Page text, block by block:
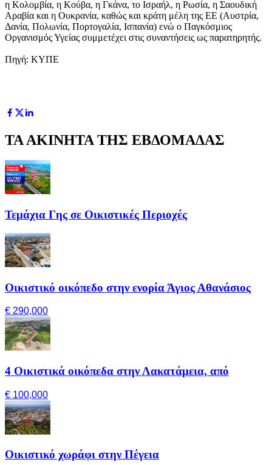
η Κολομβία, η Κούβα, η Γκάνα, το Ισραήλ, η Ρωσία, η Σαουδική
Αραβία και η Ουκρανία, καθώς και κράτη μέλη της ΕΕ (Αυστρία,
Δανία, Πολωνία, Πορτογαλία, Ισπανία) ενώ ο Παγκόσμιος
Οργανισμός Υγείας συμμετέχει στις συναντήσεις ως παρατηρητής.
Πηγή: ΚΥΠΕ
ΤΑ ΑΚΙΝΗΤΑ ΤΗΣ ΕΒΔΟΜΑΔΑΣ
Τεμάχια Γης σε Οικιστικές Περιοχές
Οικιστικό οικόπεδο στην ενορία Άγιος Αθανάσιος
€ 290,000
4 Οικιστικά οικόπεδα στην Λακατάμεια, από
€ 100,000
Οικιστικό χωράφι στην Πέγεια